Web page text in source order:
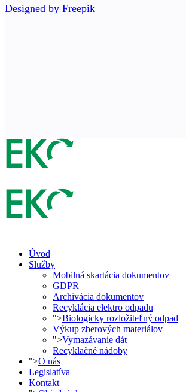
Designed by Freepik
Úvod
Služby
Mobilná skartácia dokumentov
GDPR
Archivácia dokumentov
Recyklácia elektro odpadu
">Biologicky rozložiteľný odpad
Výkup zberových materiálov
">Vymazávanie dát
Recyklačné nádoby
">O nás
Legislatíva
Kontakt